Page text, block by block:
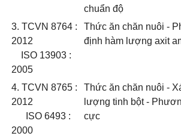
chuẩn độ
3. TCVN 8764 :
2012
ISO 13903 :
2005
Thức ăn chăn nuôi -
định hàm lượng axit
4. TCVN 8765 :
2012
ISO 6493 :
2000
Thức ăn chăn nuôi -
lượng tinh bột -
cực